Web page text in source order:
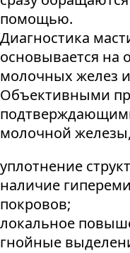
помощью.
Диагностика
основывается на
молочных желез
Объективными
молочной
уплотнение
наличие
покровов;
локальное
гнойные